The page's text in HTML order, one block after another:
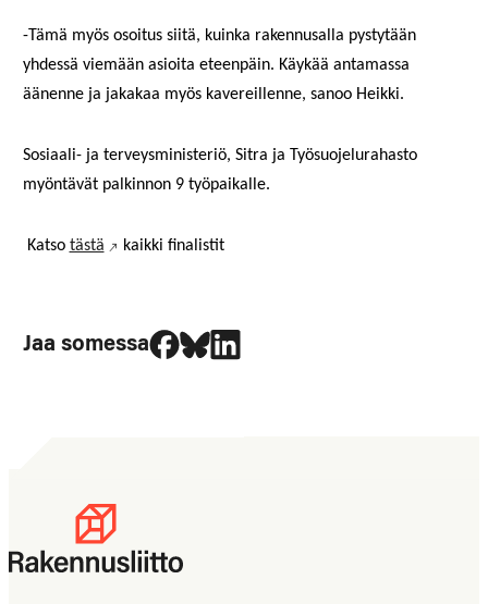
-Tämä myös osoitus siitä, kuinka rakennusalla pystytään
yhdessä viemään asioita eteenpäin. Käykää antamassa
äänenne ja jakakaa myös kavereillenne, sanoo Heikki.
Sosiaali- ja terveysministeriö, Sitra ja Työsuojelurahasto
myöntävät palkinnon 9 työpaikalle.
Katso tästä kaikki finalistit
Jaa somessa
Jaa Facebookissa
Jaa Blueskyssa
Jaa LinkedIn:ssä